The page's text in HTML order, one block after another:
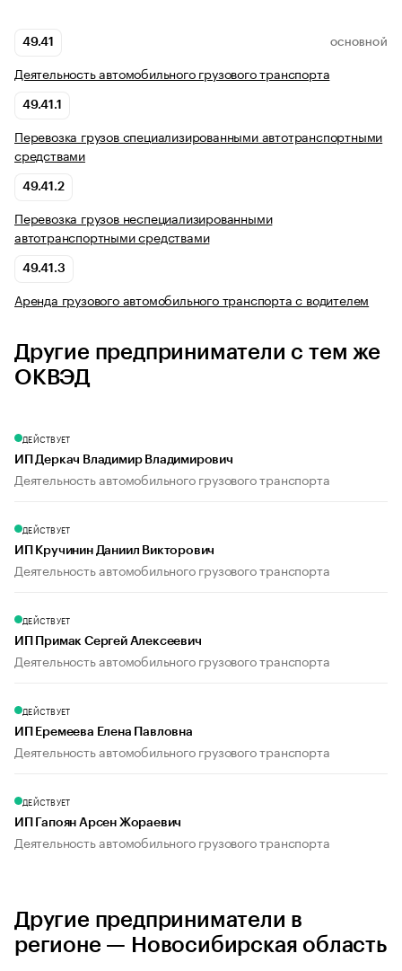
49.41 ОСНОВНОЙ
Деятельность автомобильного грузового транспорта
49.41.1
Перевозка грузов специализированными автотранспортными
средствами
49.41.2
Перевозка грузов неспециализированными
автотранспортными средствами
49.41.3
Аренда грузового автомобильного транспорта с водителем
Другие предприниматели с тем же
ОКВЭД
ДЕЙСТВУЕТ
ИП Деркач Владимир Владимирович
Деятельность автомобильного грузового транспорта
ДЕЙСТВУЕТ
ИП Кручинин Даниил Викторович
Деятельность автомобильного грузового транспорта
ДЕЙСТВУЕТ
ИП Примак Сергей Алексеевич
Деятельность автомобильного грузового транспорта
ДЕЙСТВУЕТ
ИП Еремеева Елена Павловна
Деятельность автомобильного грузового транспорта
ДЕЙСТВУЕТ
ИП Гапоян Арсен Жораевич
Деятельность автомобильного грузового транспорта
Другие предприниматели в
регионе — Новосибирская область